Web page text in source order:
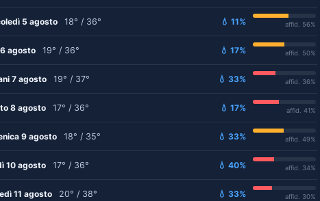
5 agosto 18° / 36° 💧 11% affid. 56%
agosto 19° / 36° 💧 17% affid. 50%
7 agosto 19° / 37° 💧 33% affid. 36%
8 agosto 17° / 36° 💧 17% affid. 41%
9 agosto 18° / 35° 💧 33% affid. 49%
10 agosto 17° / 36° 💧 40% affid. 34%
11 agosto 20° / 38° 💧 33% affid. 30%